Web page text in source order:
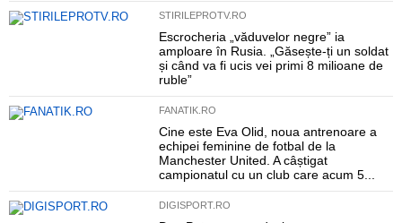
STIRILEPROTV.RO
Escrocheria „văduvelor negre” ia
amploare în Rusia. „Găsește-ți un soldat
și când va fi ucis vei primi 8 milioane de
ruble”
FANATIK.RO
Cine este Eva Olid, noua antrenoare a
echipei feminine de fotbal de la
Manchester United. A câștigat
campionatul cu un club care acum 5...
DIGISPORT.RO